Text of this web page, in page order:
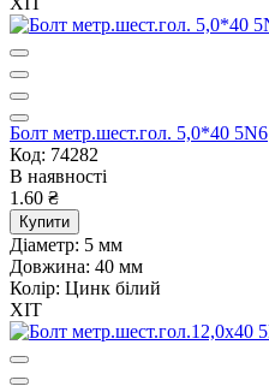
Болт метр.шест.гол. 5,0*40 5N6
Код: 74282
В наявності
1.60 ₴
Купити
Діаметр: 5 мм
Довжина: 40 мм
Колір: Цинк білий
ХІТ